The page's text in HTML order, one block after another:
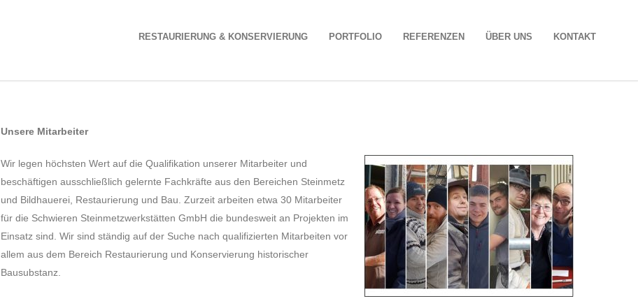
RESTAURIERUNG & KONSERVIERUNG PORTFOLIO REFERENZEN ÜBER UNS KONTAKT
Unsere Mitarbeiter
Wir legen höchsten Wert auf die Qualifikation unserer Mitarbeiter und
beschäftigen ausschließlich gelernte Fachkräfte aus den Bereichen Steinmetz
und Bildhauerei, Restaurierung und Bau. Zurzeit arbeiten etwa 30 Mitarbeiter
für die Schwieren Steinmetzwerkstätten GmbH die bundesweit an Projekten im
Einsatz sind. Wir sind ständig auf der Suche nach qualifizierten Mitarbeiten vor
allem aus dem Bereich Restaurierung und Konservierung historischer
Bausubstanz.